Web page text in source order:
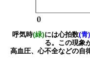
呼気時(緑)には心拍数(青)
る。この現象
高血圧、心不全などの自